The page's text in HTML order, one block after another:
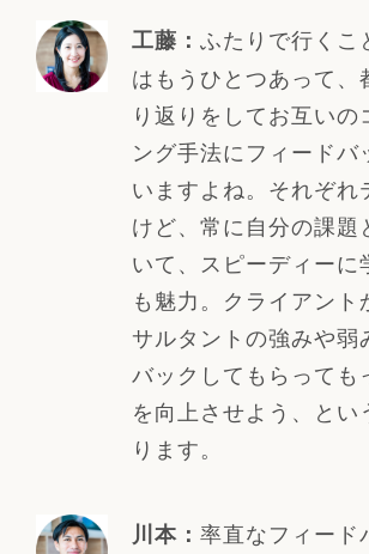
工藤： ふたりで行くこ
はもうひとつあって、
り返りをしてお互いの
ング手法にフィードバ
いますよね。それぞれ
けど、常に自分の課題
いて、スピーディーに
も魅力。クライアント
サルタントの強みや弱
バックしてもらっても
を向上させよう、とい
ります。
川本： 率直なフィード